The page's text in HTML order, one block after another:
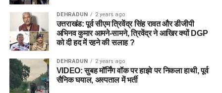
DEHRADUN 2 years ago
उत्तराखंड: पूर्व सीएम त्रिवेंद्र सिंह रावत और डीजीपी
अभिनव कुमार आमने-सामने, त्रिवेंद्र ने आखिर क्यों DGP
को दी हद में रहने की सलाह ?
DEHRADUN 2 years ago
VIDEO: सुबह मॉर्निंग वॉक पर हाइवे पर निकला हाथी, पूर्व
सैनिक घयाल, अस्पताल में भर्ती